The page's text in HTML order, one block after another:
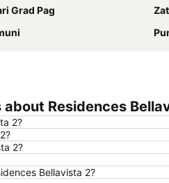
Grad Pag
Residences
2?
2?
Bellavista 2?